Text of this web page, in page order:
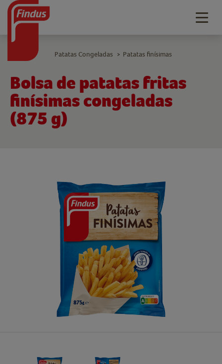
Bolsa de patatas fritas
finísimas congeladas
(875 g)
Patatas Congeladas > Patatas finísimas